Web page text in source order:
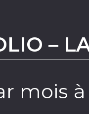
–
mois